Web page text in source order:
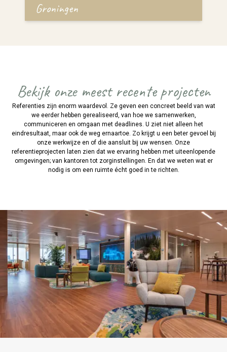
Groningen
Bekijk onze meest recente projecten
Referenties zijn enorm waardevol. Ze geven een concreet beeld van wat
we eerder hebben gerealiseerd, van hoe we samenwerken,
communiceren en omgaan met deadlines. U ziet niet alleen het
eindresultaat, maar ook de weg ernaartoe. Zo krijgt u een beter gevoel bij
onze werkwijze en of die aansluit bij uw wensen. Onze
referentieprojecten laten zien dat we ervaring hebben met uiteenlopende
omgevingen; van kantoren tot zorginstellingen. En dat we weten wat er
nodig is om een ruimte écht goed in te richten.